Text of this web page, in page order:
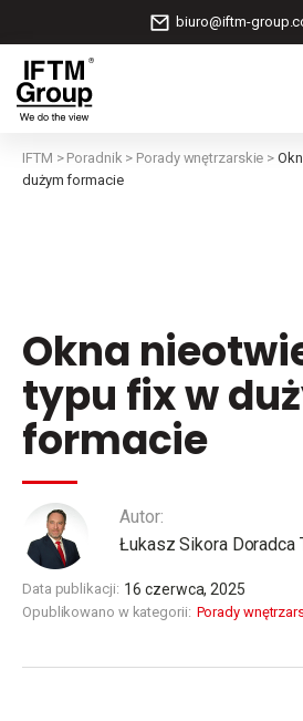
biuro@iftm-
IFTM > Poradnik > Porady wnętrzarskie >
dużym formacie
Okna
typu fix w
formacie
Autor:
Łukasz Sikora Doradca
Data publikacji: 16 czerwca, 2025
Opublikowano w kategorii: Porady